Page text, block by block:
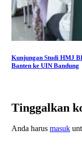
Kunjungan Studi HMJ
Banten ke UIN Bandung
Tinggalkan
Anda harus masuk